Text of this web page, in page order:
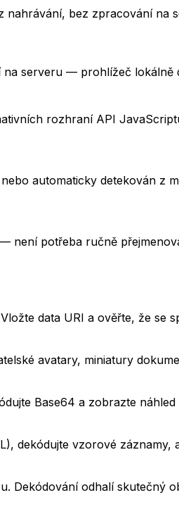
bez zpracování na
serveru — prohlížeč lokálně
rozhraní API
automaticky detekován z
není potřeba ručně
data URI a ověřte, že se
avatary, miniatury
Base64 a zobrazte
dekódujte vzorové
Dekódování odhalí skutečný